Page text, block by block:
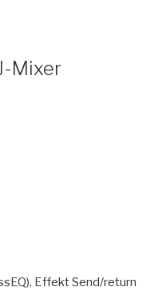
Mixer
Effekt Send/return